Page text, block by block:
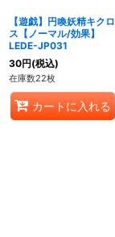
【遊戯】円喚妖精キクロ
ス【ノーマル/効果】
LEDE-JP031
30円(税込)
在庫数22枚
カートに入れる